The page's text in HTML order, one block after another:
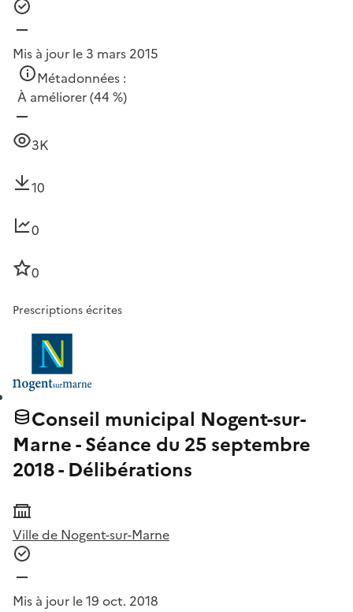
Mis à jour le 3 mars 2015
Métadonnées :
À améliorer(44 %)
3K
10
0
0
Prescriptions écrites
Conseil municipal Nogent-sur-
Marne - Séance du 25 septembre
2018 - Délibérations
Ville de Nogent-sur-Marne
Mis à jour le 19 oct. 2018